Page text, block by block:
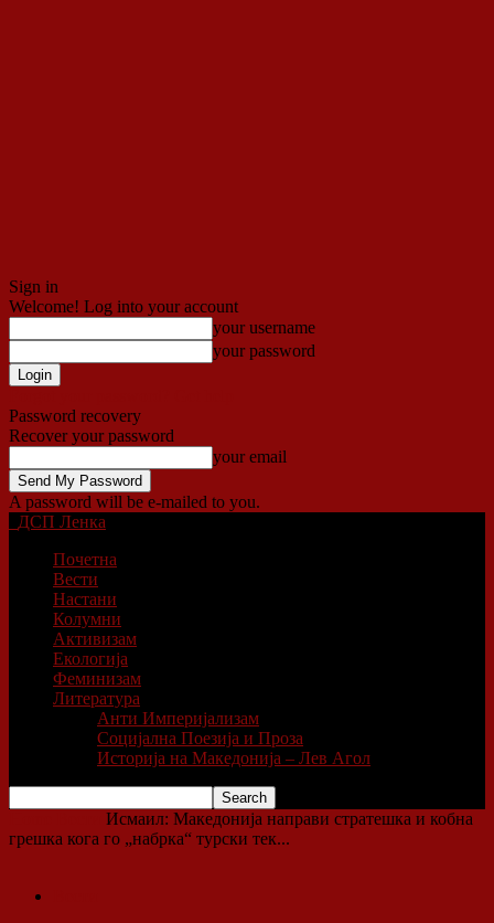
Sign in
Welcome! Log into your account
your username
your password
Password recovery
Recover your password
your email
A password will be e-mailed to you.
ДСП Ленка
Почетна
Вести
Настани
Колумни
Активизам
Екологија
Феминизам
Литература
Анти Империјализам
Социјална Поезија и Проза
Историја на Македонија – Лев Агол
Исмаил: Македонија направи стратешка и кобна
грешка кога го „набрка“ турски тек...